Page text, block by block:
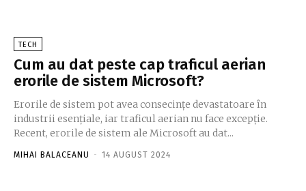
TECH
Cum au dat peste cap traficul aerian
erorile de sistem Microsoft?
Erorile de sistem pot avea consecințe devastatoare în
industrii esențiale, iar traficul aerian nu face excepție.
Recent, erorile de sistem ale Microsoft au dat...
MIHAI BALACEANU - 14 AUGUST 2024